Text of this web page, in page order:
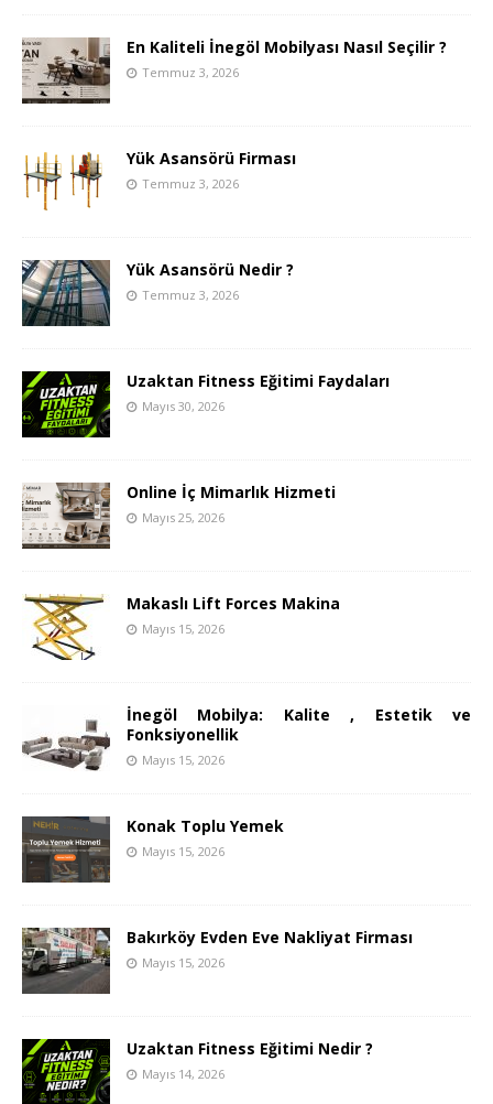
En Kaliteli İnegöl Mobilyası Nasıl Seçilir ?
Temmuz 3, 2026
Yük Asansörü Firması
Temmuz 3, 2026
Yük Asansörü Nedir ?
Temmuz 3, 2026
Uzaktan Fitness Eğitimi Faydaları
Mayıs 30, 2026
Online İç Mimarlık Hizmeti
Mayıs 25, 2026
Makaslı Lift Forces Makina
Mayıs 15, 2026
İnegöl Mobilya: Kalite , Estetik ve
Fonksiyonellik
Mayıs 15, 2026
Konak Toplu Yemek
Mayıs 15, 2026
Bakırköy Evden Eve Nakliyat Firması
Mayıs 15, 2026
Uzaktan Fitness Eğitimi Nedir ?
Mayıs 14, 2026